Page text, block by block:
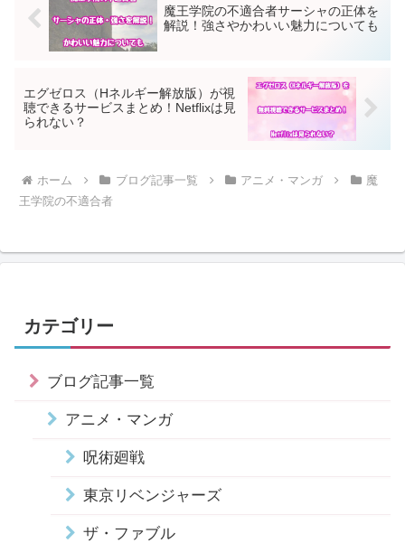
魔王学院の不適合者サーシャの正体を
解説！強さやかわいい魅力についても
エグゼロス（Hネルギー解放版）が視
聴できるサービスまとめ！Netflixは見
られない？
ホーム ブログ記事一覧 アニメ・マンガ
魔
王学院の不適合者
カテゴリー
ブログ記事一覧
アニメ・マンガ
呪術廻戦
東京リベンジャーズ
ザ・ファブル